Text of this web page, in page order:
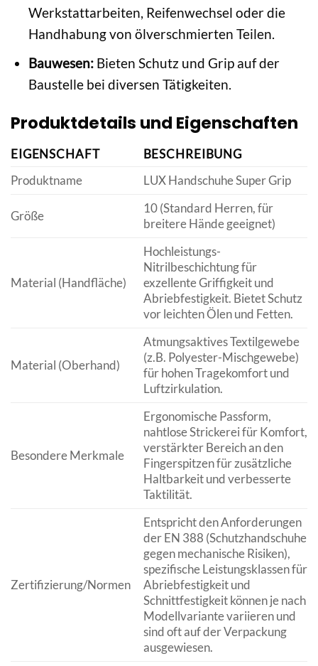
Werkstattarbeiten, Reifenwechsel oder die
Handhabung von ölverschmierten Teilen.
Bauwesen:Bieten Schutz und Grip auf der
Baustelle bei diversen Tätigkeiten.
Produktdetails und Eigenschaften
EIGENSCHAFT
BESCHREIBUNG
Produktname
LUX Handschuhe Super Grip
Größe
10 (Standard Herren, für
breitere Hände geeignet)
Material (Handfläche)
Hochleistungs-
Nitrilbeschichtung für
exzellente Griffigkeit und
Abriebfestigkeit. Bietet Schutz
vor leichten Ölen und Fetten.
Material (Oberhand)
Atmungsaktives Textilgewebe
(z.B. Polyester-Mischgewebe)
für hohen Tragekomfort und
Luftzirkulation.
Besondere Merkmale
Ergonomische Passform,
nahtlose Strickerei für Komfort,
verstärkter Bereich an den
Fingerspitzen für zusätzliche
Haltbarkeit und verbesserte
Taktilität.
Zertifizierung/Normen
Entspricht den Anforderungen
der EN 388 (Schutzhandschuhe
gegen mechanische Risiken),
spezifische Leistungsklassen für
Abriebfestigkeit und
Schnittfestigkeit können je nach
Modellvariante variieren und
sind oft auf der Verpackung
ausgewiesen.